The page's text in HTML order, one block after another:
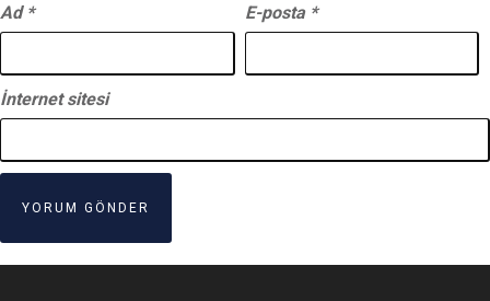
Ad * E-posta *
İnternet sitesi